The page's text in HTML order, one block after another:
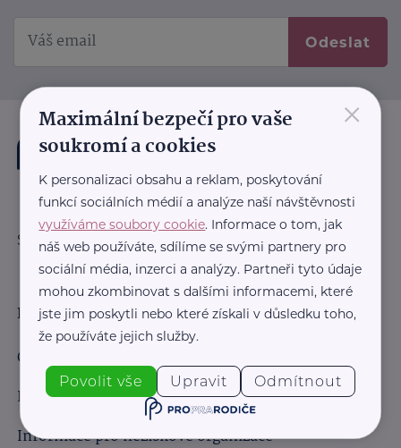
Odeslat
Sledujte nás:
Důležité odkazy
Obchodní podmínky
Informace pro obchodní partnery
Informace pro neziskové organizace
×
Maximální bezpečí pro vaše
soukromí a cookies
K personalizaci obsahu a reklam, poskytování
funkcí sociálních médií a analýze naší návštěvnosti
využíváme soubory cookie. Informace o tom, jak
náš web používáte, sdílíme se svými partnery pro
sociální média, inzerci a analýzy. Partneři tyto údaje
mohou zkombinovat s dalšími informacemi, které
jste jim poskytli nebo které získali v důsledku toho,
že používáte jejich služby.
Povolit vše Upravit Odmítnout